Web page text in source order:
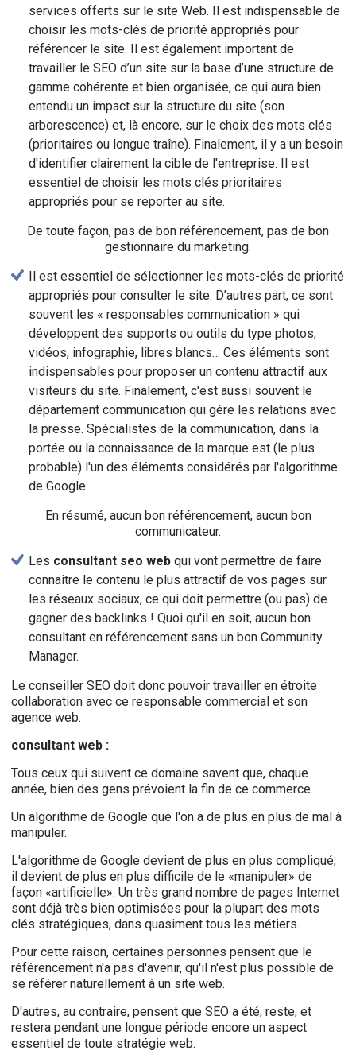
services offerts sur le site Web. Il est indispensable de
choisir les mots-clés de priorité appropriés pour
référencer le site. Il est également important de
travailler le SEO d’un site sur la base d’une structure de
gamme cohérente et bien organisée, ce qui aura bien
entendu un impact sur la structure du site (son
arborescence) et, là encore, sur le choix des mots clés
(prioritaires ou longue traîne). Finalement, il y a un besoin
d'identifier clairement la cible de l'entreprise. Il est
essentiel de choisir les mots clés prioritaires
appropriés pour se reporter au site.
De toute façon, pas de bon référencement, pas de bon
gestionnaire du marketing.
Il est essentiel de sélectionner les mots-clés de priorité
appropriés pour consulter le site. D’autres part, ce sont
souvent les « responsables communication » qui
développent des supports ou outils du type photos,
vidéos, infographie, libres blancs… Ces éléments sont
indispensables pour proposer un contenu attractif aux
visiteurs du site. Finalement, c'est aussi souvent le
département communication qui gère les relations avec
la presse. Spécialistes de la communication, dans la
portée ou la connaissance de la marque est (le plus
probable) l'un des éléments considérés par l'algorithme
de Google.
En résumé, aucun bon référencement, aucun bon
communicateur.
Les consultant seo webqui vont permettre de faire
connaitre le contenu le plus attractif de vos pages sur
les réseaux sociaux, ce qui doit permettre (ou pas) de
gagner des backlinks ! Quoi qu'il en soit, aucun bon
consultant en référencement sans un bon Community
Manager.
Le conseiller SEO doit donc pouvoir travailler en étroite
collaboration avec ce responsable commercial et son
agence web.
consultant web :
Tous ceux qui suivent ce domaine savent que, chaque
année, bien des gens prévoient la fin de ce commerce.
Un algorithme de Google que l'on a de plus en plus de mal à
manipuler.
L'algorithme de Google devient de plus en plus compliqué,
il devient de plus en plus difficile de le «manipuler» de
façon «artificielle». Un très grand nombre de pages Internet
sont déjà très bien optimisées pour la plupart des mots
clés stratégiques, dans quasiment tous les métiers.
Pour cette raison, certaines personnes pensent que le
référencement n'a pas d'avenir, qu'il n'est plus possible de
se référer naturellement à un site web.
D'autres, au contraire, pensent que SEO a été, reste, et
restera pendant une longue période encore un aspect
essentiel de toute stratégie web.